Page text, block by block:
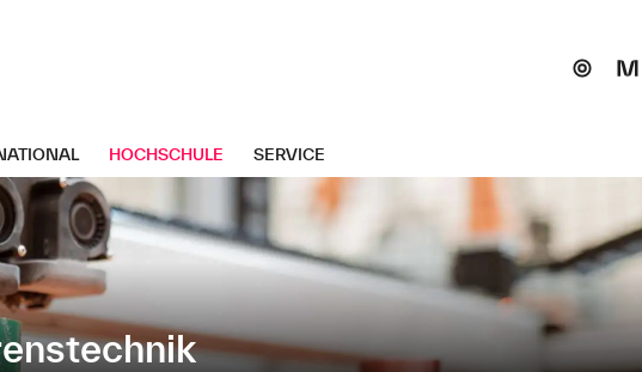
HOCHSCHULE SERVICE